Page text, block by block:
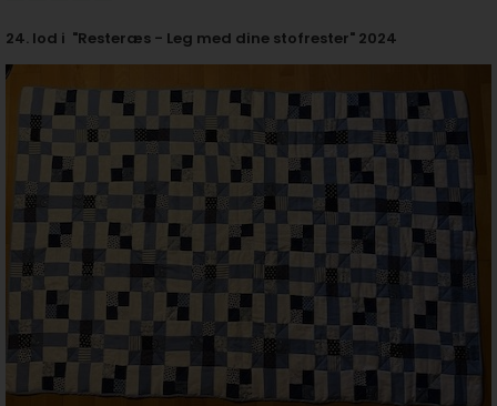
24. lod i "Resteræs - Leg med dine stofrester" 2024